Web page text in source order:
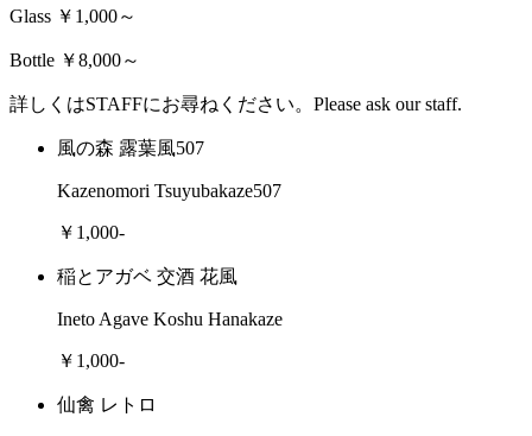
Glass ￥1,000～
Bottle ￥8,000～
詳しくはSTAFFにお尋ねください。Please ask our staff.
風の森 露葉風507
Kazenomori Tsuyubakaze507
￥1,000-
稲とアガベ 交酒 花風
Ineto Agave Koshu Hanakaze
￥1,000-
仙禽 レトロ